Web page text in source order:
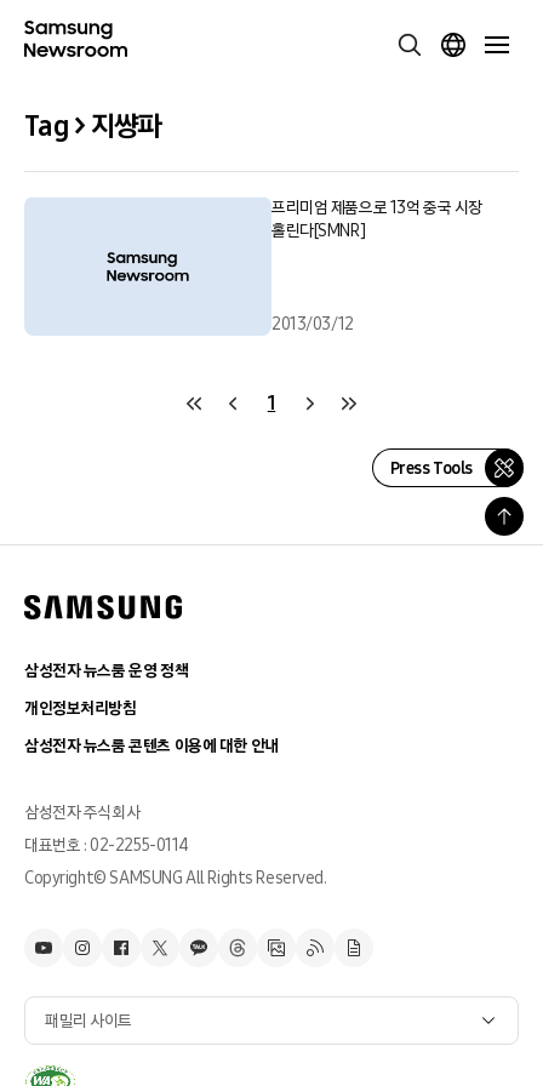
Tag > 지썅파
프리미엄 제품으로 13억 중국 시장
홀린다[SMNR]
2013/03/12
1
Press Tools
삼성전자 뉴스룸 운영 정책
개인정보처리방침
삼성전자 뉴스룸 콘텐츠 이용에 대한 안내
삼성전자 주식회사
대표번호 : 02-2255-0114
Copyright© SAMSUNG All Rights Reserved.
패밀리 사이트